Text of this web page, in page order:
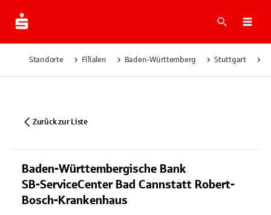
Suche
Standorte Filialen Baden-Württemberg Stuttgart
Zurück zur Liste
Baden-Württembergische Bank
SB-ServiceCenter Bad Cannstatt Robert-
Bosch-Krankenhaus